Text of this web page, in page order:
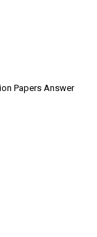
Papers Answer